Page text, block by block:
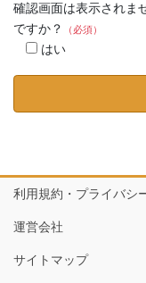
確認画面は表示されま
ですか？
（必須）
はい
利用規約・プライバシ
運営会社
サイトマップ